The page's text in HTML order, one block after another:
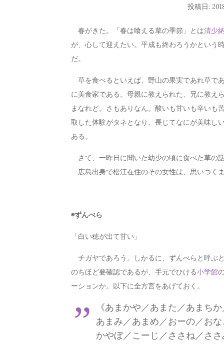
投稿日:
春がきた。「春は喰える草の季節」とは清少
が、心して迎えたい。平成も終わろうかという
だ。
草を食べるといえば、野山の果実であれ草で
に美食家である。母親に教えられた、兄に教え
まなれど。さもありなん。酸いも甘いも辛いも
取した体験がタネとなり、長じてなにが美味し
ある。
さて、一昨日に聞いた幼少の頃に食べた草の
広島出身で松江在住のその女性は、思いつく
◉ずんべら
「白い穂が出て甘い」
チガヤであろう。しかるに、ずんべらと呼ぶ
のちほど要確認であるが、手元でひける小学館
ーションか。以下に全方言をあげておく。
《あまかや／あまた／あまち
あまみ／あまめ／おーの／お
かやぼ／こーじ／ささね／さ